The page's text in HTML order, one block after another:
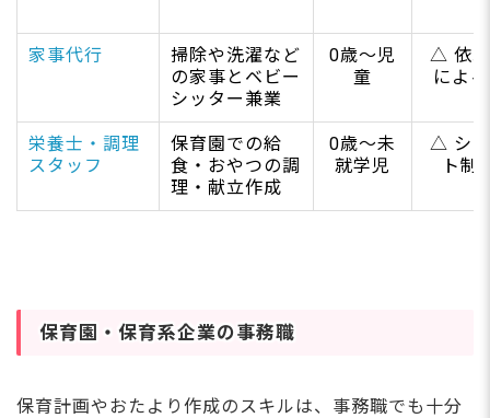
家事代行
掃除や洗濯など
の家事とベビー
シッター兼業
0歳～児
童
△ 依頼
による
栄養士・調理
スタッフ
保育園での給
食・おやつの調
理・献立作成
0歳～未
就学児
△ シフ
ト制
保育園・保育系企業の事務職
保育計画やおたより作成のスキルは、事務職でも十分